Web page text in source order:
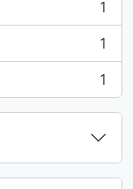
1
1
1